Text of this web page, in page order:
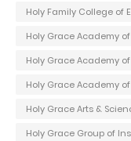
Holy Family College of
Holy Grace Academy
Holy Grace Academy
Holy Grace Academy
Holy Grace Arts &
Holy Grace Group of